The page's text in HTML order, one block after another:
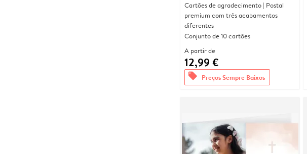
Cartões de agradecimento | Postal
premium com três acabamentos
diferentes
Conjunto de 10 cartões
A partir de
12,99 €
offers Preços Sempre Baixos